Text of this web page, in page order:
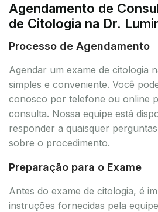
Agendamento de
de Citologia na Dr.
Processo de Agendamento
Agendar um exame de citologia
simples e conveniente. Você
conosco por telefone ou online
consulta. Nossa equipe está
responder a quaisquer
sobre o procedimento.
Preparação para o Exame
Antes do exame de citologia, é
instruções fornecidas pela